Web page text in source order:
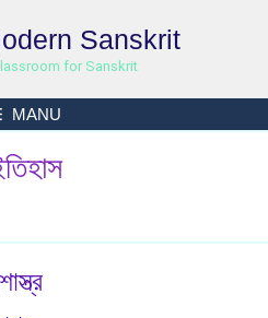
Sanskrit
for Sanskrit
MANU